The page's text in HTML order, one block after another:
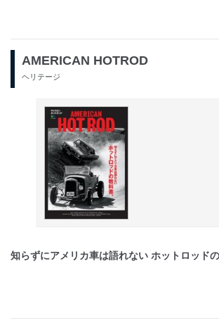
AMERICAN HOTROD
ヘリテージ
知らずにアメリカ車は語れない ホットロッドの